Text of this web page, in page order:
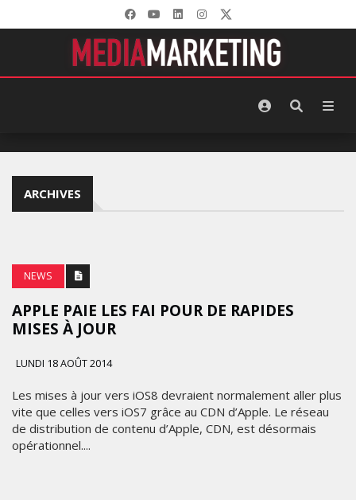
ARCHIVES
NEWS
APPLE PAIE LES FAI POUR DE RAPIDES
MISES À JOUR
LUNDI 18 AOÛT 2014
Les mises à jour vers iOS8 devraient normalement aller plus
vite que celles vers iOS7 grâce au CDN d’Apple. Le réseau
de distribution de contenu d’Apple, CDN, est désormais
opérationnel....